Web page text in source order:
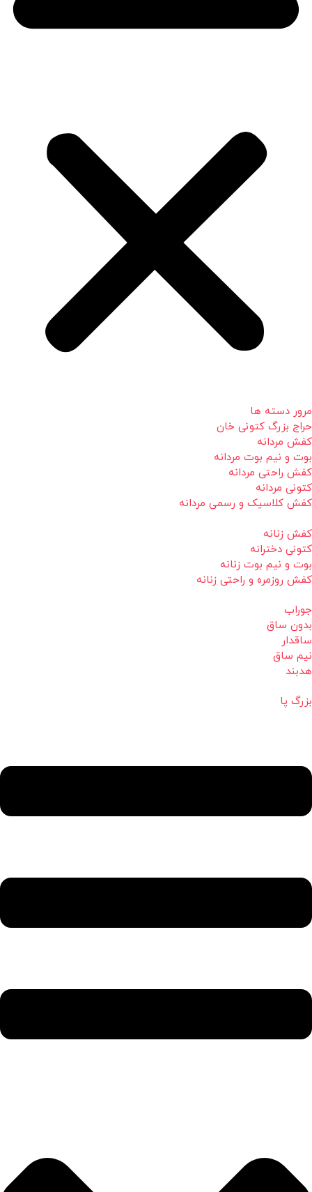
مرور دسته ها
حراج بزرگ کتونی خان
کفش مردانه
بوت و نیم بوت مردانه
کفش راحتی مردانه
کتونی مردانه
کفش کلاسیک و رسمی مردانه
کفش زنانه
کتونی دخترانه
بوت و نیم بوت زنانه
کفش روزمره و راحتی زنانه
جوراب
بدون ساق
ساقدار
نیم ساق
هدبند
بزرگ پا